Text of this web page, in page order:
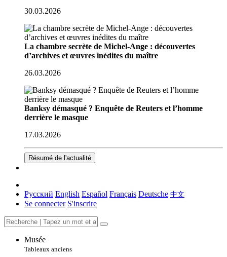
30.03.2026
La chambre secrète de Michel-Ange : découvertes
d’archives et œuvres inédites du maître
26.03.2026
Banksy démasqué ? Enquête de Reuters et l’homme
derrière le masque
17.03.2026
Résumé de l'actualité
Русский English Español Français Deutsche 中文
Se connecter S'inscrire
Musée
Tableaux anciens